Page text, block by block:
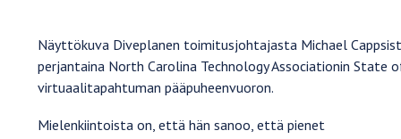
Näyttökuva Diveplanen toimitusjohtajasta Michael
perjantaina North Carolina Technology Associationin State
virtuaalitapahtuman pääpuheenvuoron.
Mielenkiintoista on, että hän sanoo, että pienet